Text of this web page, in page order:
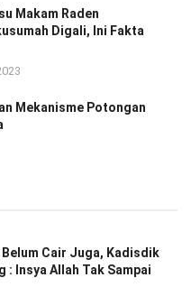
Makam Raden
Digali, Ini Fakta
Mekanisme Potongan
Cair Juga, Kadisdik
: Insya Allah Tak Sampai